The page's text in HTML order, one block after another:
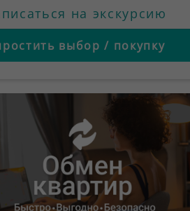
на экскурсию
выбор / покупку